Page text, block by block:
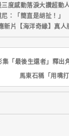
三度感動落淚大讚超動
：「簡直是胡扯！」
片【海洋奇緣】真人
「最後生還者」釋出
馬東石稱「用嘴